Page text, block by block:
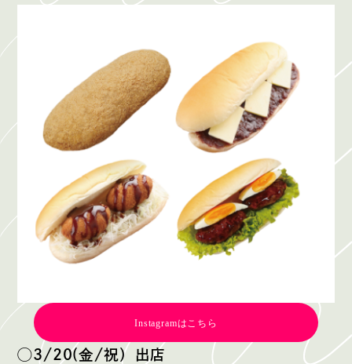
Instagramはこちら
◯3/20(金/祝）出店